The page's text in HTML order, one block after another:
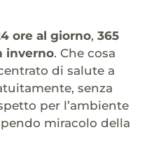
ore al giorno, 365
inverno. Che cosa
di salute a
senza
per l’ambiente
miracolo della